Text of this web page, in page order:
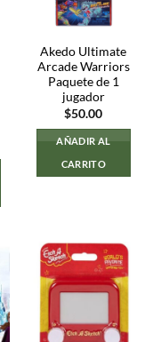
Akedo Ultimate
Arcade Warriors
Paquete de 1
jugador
$50.00
AÑADIR AL
CARRITO